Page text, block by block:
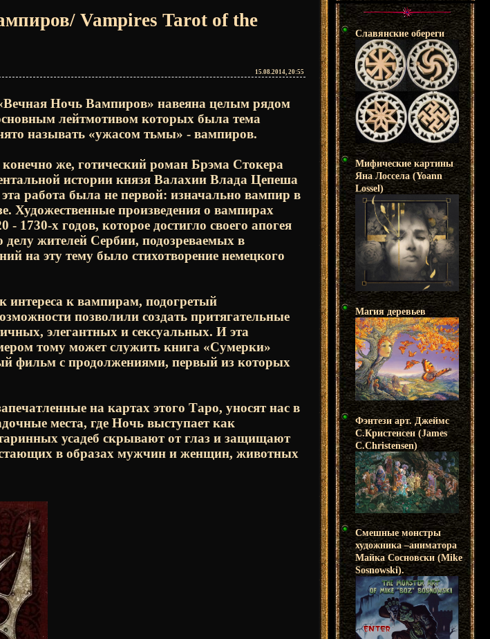
Vampires Tarot of the
15.08.2014, 20:55
Ночь Вампиров» навеяна целым рядом
лейтмотивом которых была тема
называть «ужасом тьмы» - вампиров.
же, готический роман Брэма Стокера
истории князя Валахии Влада Цепеша
работа была не первой: изначально вампир в
Художественные произведения о вампирах
1730-х годов, которое достигло своего апогея
жителей Сербии, подозреваемых в
на эту тему было стихотворение немецкого
интереса к вампирам, подогретый
позволили создать притягательные
элегантных и сексуальных. И эта
тому может служить книга «Сумерки»
фильм с продолжениями, первый из которых
на картах этого Таро, уносят нас в
места, где Ночь выступает как
усадеб скрывают от глаз и защищают
в образах мужчин и женщин, животных
Славянские обереги
Мифические картины
Яна Лоссела (Yoann
Lossel)
Магия деревьев
Фэнтези арт. Джеймс
С.Кристенсен (James
C.Christensen)
Смешные монстры
художника –аниматора
Майка Сосновски (Mike
Sosnowski).